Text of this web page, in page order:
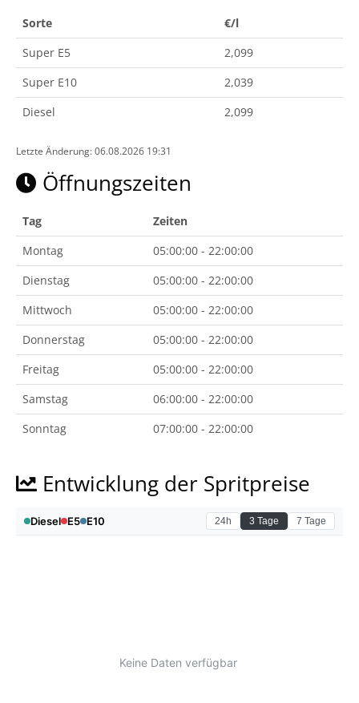
Sorte
€/l
Super E5
2,099
Super E10
2,039
Diesel
2,099
Letzte Änderung: 06.08.2026 19:31
Öffnungszeiten
Tag
Zeiten
Montag
05:00:00 - 22:00:00
Dienstag
05:00:00 - 22:00:00
Mittwoch
05:00:00 - 22:00:00
Donnerstag
05:00:00 - 22:00:00
Freitag
05:00:00 - 22:00:00
Samstag
06:00:00 - 22:00:00
Sonntag
07:00:00 - 22:00:00
Entwicklung der Spritpreise